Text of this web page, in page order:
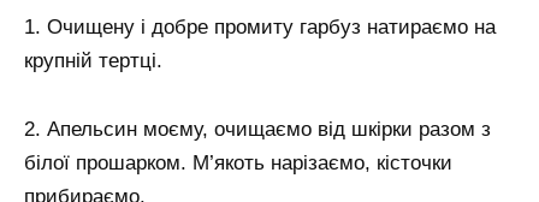
1. Очищену і добре промиту гарбуз натираємо на
крупній тертці.
2. Апельсин моєму, очищаємо від шкірки разом з
білої прошарком. М’якоть нарізаємо, кісточки
прибираємо.